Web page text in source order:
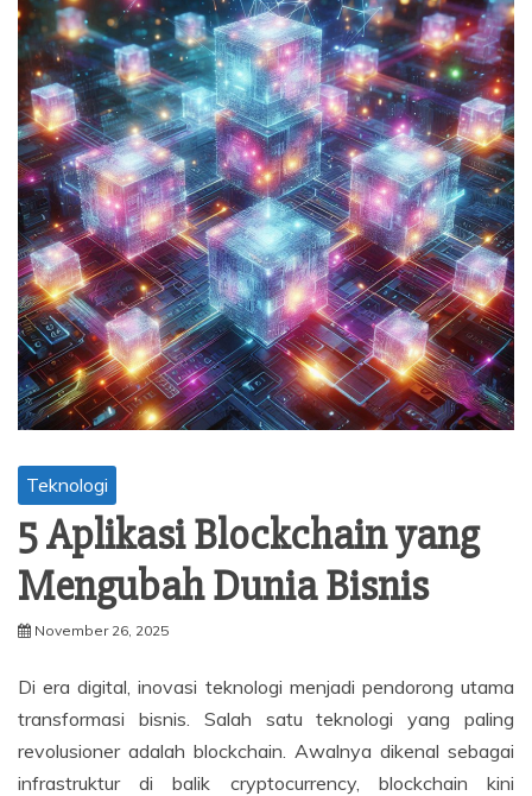
Teknologi
5 Aplikasi Blockchain yang
Mengubah Dunia Bisnis
November 26, 2025
Di era digital, inovasi teknologi menjadi pendorong utama
transformasi bisnis. Salah satu teknologi yang paling
revolusioner adalah blockchain. Awalnya dikenal sebagai
infrastruktur di balik cryptocurrency, blockchain kini